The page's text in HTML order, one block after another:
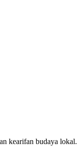
kearifan budaya lokal.